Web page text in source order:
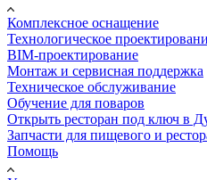
Комплексное оснащение
Технологическое
BIM-проектирование
Монтаж и сервисная поддержка
Техническое обслуживание
Обучение для поваров
Открыть ресторан под ключ в
Запчасти для пищевого и
Помощь